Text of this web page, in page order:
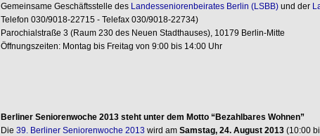
Gemeinsame Geschäftsstelle des Landesseniorenbeirates Berlin (LSBB)und der
Telefon 030/9018-22715 - Telefax 030/9018-22734)
Parochialstraße 3 (Raum 230 des Neuen Stadthauses), 10179 Berlin-Mitte
Öffnungszeiten: Montag bis Freitag von 9:00 bis 14:00 Uhr
Berliner Seniorenwoche 2013 steht unter dem Motto “Bezahlbares Wohnen”
Die 39. Berliner Seniorenwoche 2013 wird am Samstag, 24. August 2013(10:00